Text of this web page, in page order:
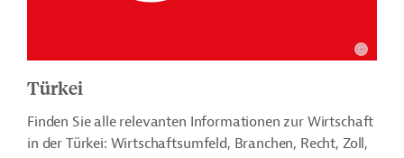
Türkei
Finden Sie alle relevanten Informationen zur Wirtschaft
in der Türkei: Wirtschaftsumfeld, Branchen, Recht, Zoll,